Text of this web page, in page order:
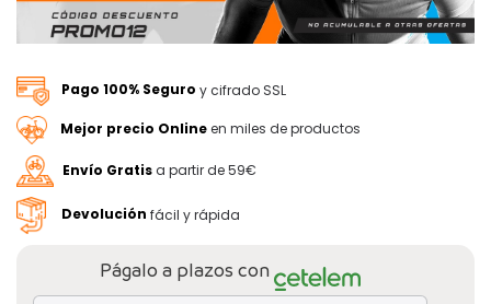
Pago 100% Seguro y cifrado SSL
Mejor precio Onlineen miles de productos
Envío Gratisa partir de 59€
Devolución fácil y rápida
Págalo a plazos con